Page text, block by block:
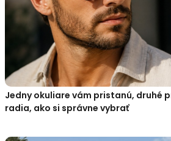
Jedny okuliare vám pristanú, druhé
radia, ako si správne vybrať